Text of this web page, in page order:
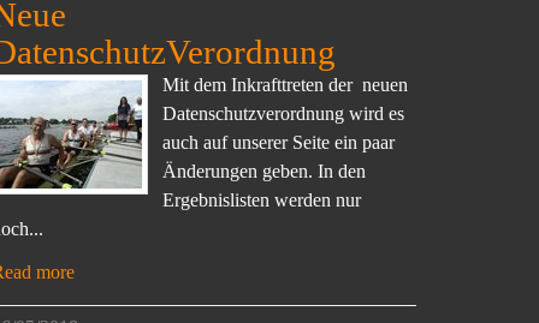
Mit dem Inkrafttreten der neuen
Datenschutzverordnung wird es
auch auf unserer Seite ein paar
Änderungen geben. In den
Ergebnislisten werden nur
more